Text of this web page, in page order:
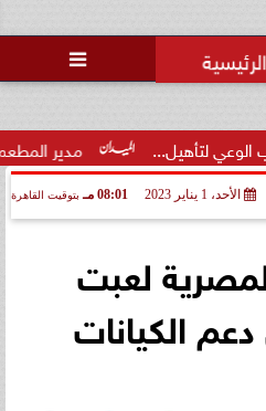

مدير المطعم عن واقعة منع
الأحد، 1 يناير 2023 08:01 مـ بتوقيت القاهرة
لعبت
الكيانات